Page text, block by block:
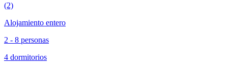
(2)
Alojamiento entero
2 - 8 personas
4 dormitorios